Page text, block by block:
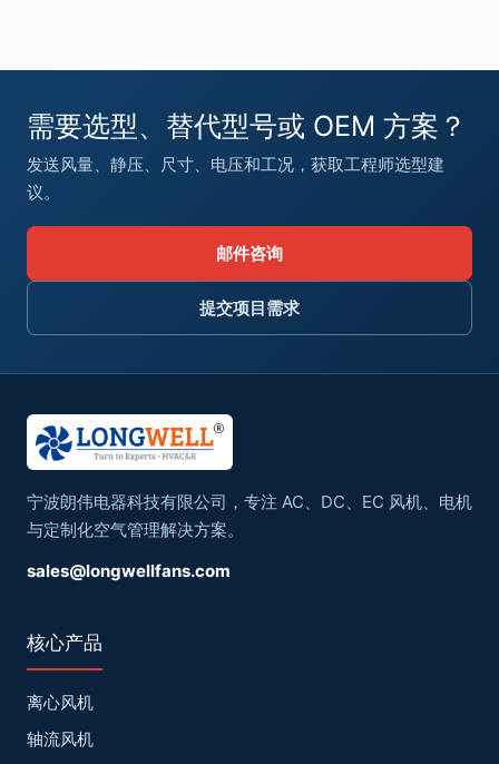
需要选型、替代型号或 OEM 方案？
发送风量、静压、尺寸、电压和工况，获取工程师选型建
议。
邮件咨询
提交项目需求
宁波朗伟电器科技有限公司，专注 AC、DC、EC 风机、电机
与定制化空气管理解决方案。
sales@longwellfans.com
核心产品
离心风机
轴流风机